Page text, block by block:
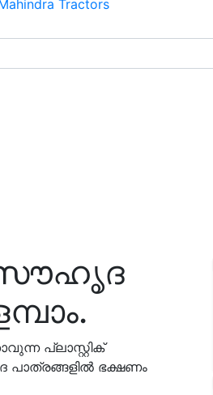
സൗഹൃദ
പ്ലാസ്റ്റിക്
പാത്രങ്ങളിൽ ഭക്ഷണം